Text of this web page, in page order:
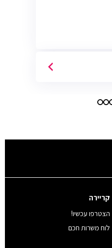
קריירה
הצטרפו עכשיו!
לוח משרות חכם